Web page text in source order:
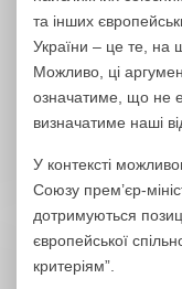
та інших
України – це те, на
Можливо, ці
означатиме, що не
визначатиме наші
У контексті
Союзу прем’єр-
дотримуються
європейської
критеріям”.